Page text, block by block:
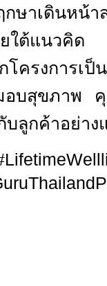
ษาเดินหน้า
ใต้แนวคิด
โครงการเ
อบสุขภาพ
บลูกค้าอย่าง